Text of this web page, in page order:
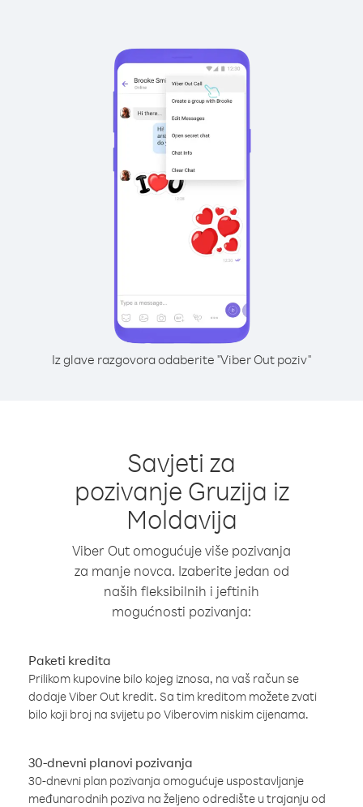
Iz glave razgovora odaberite "Viber Out poziv"
Savjeti za
pozivanje Gruzija iz
Moldavija
Viber Out omogućuje više pozivanja
za manje novca. Izaberite jedan od
naših fleksibilnih i jeftinih
mogućnosti pozivanja:
Paketi kredita
Prilikom kupovine bilo kojeg iznosa, na vaš račun se
dodaje Viber Out kredit. Sa tim kreditom možete zvati
bilo koji broj na svijetu po Viberovim niskim cijenama.
30-dnevni planovi pozivanja
30-dnevni plan pozivanja omogućuje uspostavljanje
međunarodnih poziva na željeno odredište u trajanju od